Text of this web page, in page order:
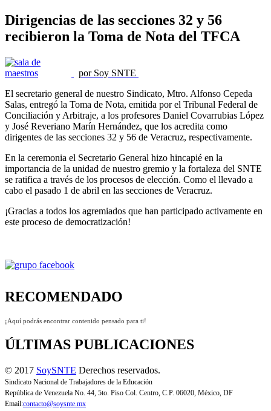
Dirigencias de las secciones 32 y 56
recibieron la Toma de Nota del TFCA
por Soy SNTE
El secretario general de nuestro Sindicato, Mtro. Alfonso Cepeda
Salas, entregó la Toma de Nota, emitida por el Tribunal Federal de
Conciliación y Arbitraje, a los profesores Daniel Covarrubias López
y José Reveriano Marín Hernández, que los acredita como
dirigentes de las secciones 32 y 56 de Veracruz, respectivamente.
En la ceremonia el Secretario General hizo hincapié en la
importancia de la unidad de nuestro gremio y la fortaleza del SNTE
se ratifica a través de los procesos de elección. Como el llevado a
cabo el pasado 1 de abril en las secciones de Veracruz.
¡Gracias a todos los agremiados que han participado activamente en
este proceso de democratización!
RECOMENDADO
¡Aquí podrás encontrar contenido pensado para ti!
ÚLTIMAS PUBLICACIONES
© 2017 SoySNTE Derechos reservados.
Sindicato Nacional de Trabajadores de la Educación
República de Venezuela No. 44, 5to. Piso Col. Centro, C.P. 06020, México, DF
Email:contacto@soysnte.mx